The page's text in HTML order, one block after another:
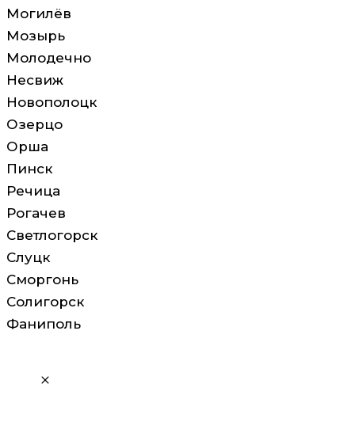
Могилёв
Мозырь
Молодечно
Несвиж
Новополоцк
Озерцо
Орша
Пинск
Речица
Рогачев
Светлогорск
Слуцк
Сморгонь
Солигорск
Фаниполь